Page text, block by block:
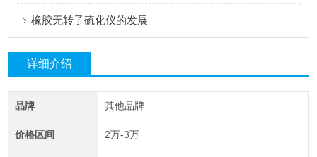
橡胶无转子硫化仪的发展
详细介绍
品牌 其他品牌
价格区间 2万-3万